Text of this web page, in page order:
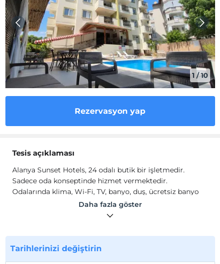
1 /10
Rezervasyon yap
Tesis açıklaması
Alanya Sunset Hotels, 24 odalı butik bir işletmedir.
Sadece oda konseptinde hizmet vermektedir.
Odalarında klima, Wi-Fi, TV, banyo, duş, ücretsiz banyo
malzemesi, mini mutfak ve mutfak gereçleri gibi
Antalya Alanya'da konumlanmaktadır. Antalya
Daha fazla göster
Tarihlerinizi değiştirin